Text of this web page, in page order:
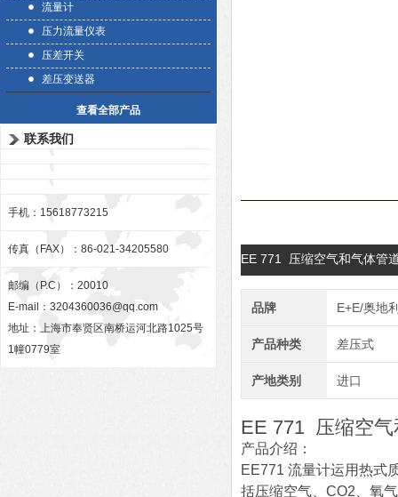
流量计
压力流量仪表
压差开关
差压变送器
查看全部产品
联系我们
手机：15618773215
传真（FAX）：86-021-34205580
邮编（P.C）：20010
E-mail： 3204360036@qq.com
地址：上海市奉贤区南桥运河北路1025号
1幢0779室
EE 771 压缩空气和气体管
品牌 E+E/奥地
产品种类 差压式
产地类别 进口
EE 771 压缩空
产品介绍：
EE771 流量计运用热式
括压缩空气、CO2、氧